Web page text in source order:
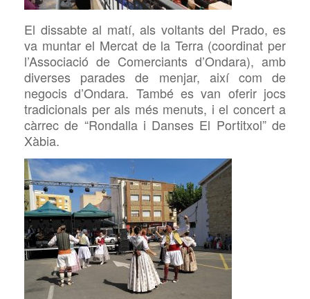
El dissabte al matí, als voltants del Prado, es
va muntar el Mercat de la Terra (coordinat per
l’Associació de Comerciants d’Ondara), amb
diverses parades de menjar, així com de
negocis d’Ondara. També es van oferir jocs
tradicionals per als més menuts, i el concert a
càrrec de “Rondalla i Danses El Portitxol” de
Xàbia.